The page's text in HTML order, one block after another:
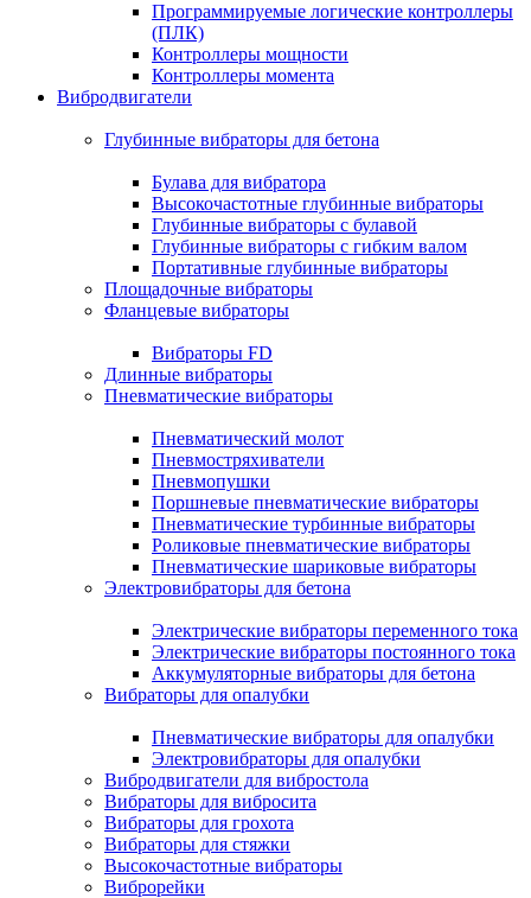
Программируемые логические контроллеры
(ПЛК)
Контроллеры мощности
Контроллеры момента
Вибродвигатели
Глубинные вибраторы для бетона
Булава для вибратора
Высокочастотные глубинные вибраторы
Глубинные вибраторы с булавой
Глубинные вибраторы с гибким валом
Портативные глубинные вибраторы
Площадочные вибраторы
Фланцевые вибраторы
Вибраторы FD
Длинные вибраторы
Пневматические вибраторы
Пневматический молот
Пневмостряхиватели
Пневмопушки
Поршневые пневматические вибраторы
Пневматические турбинные вибраторы
Роликовые пневматические вибраторы
Пневматические шариковые вибраторы
Электровибраторы для бетона
Электрические вибраторы переменного тока
Электрические вибраторы постоянного тока
Аккумуляторные вибраторы для бетона
Вибраторы для опалубки
Пневматические вибраторы для опалубки
Электровибраторы для опалубки
Вибродвигатели для вибростола
Вибраторы для вибросита
Вибраторы для грохота
Вибраторы для стяжки
Высокочастотные вибраторы
Виброрейки